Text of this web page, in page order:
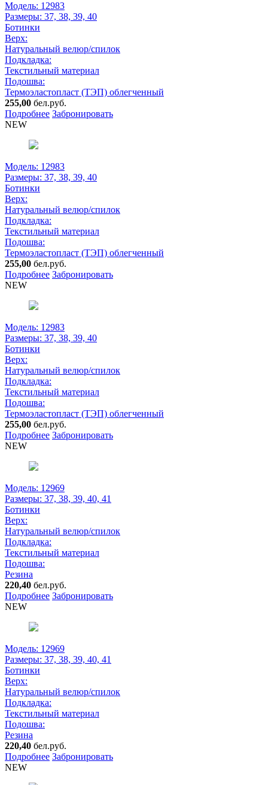
Модель: 12983
Размеры: 37, 38, 39, 40
Ботинки
Верх:
Натуральный велюр/спилок
Подкладка:
Текстильный материал
Подошва:
Термоэластопласт (ТЭП) облегченный
255,00 бел.руб.
Подробнее Забронировать
NEW
Модель: 12983
Размеры: 37, 38, 39, 40
Ботинки
Верх:
Натуральный велюр/спилок
Подкладка:
Текстильный материал
Подошва:
Термоэластопласт (ТЭП) облегченный
255,00 бел.руб.
Подробнее Забронировать
NEW
Модель: 12983
Размеры: 37, 38, 39, 40
Ботинки
Верх:
Натуральный велюр/спилок
Подкладка:
Текстильный материал
Подошва:
Термоэластопласт (ТЭП) облегченный
255,00 бел.руб.
Подробнее Забронировать
NEW
Модель: 12969
Размеры: 37, 38, 39, 40, 41
Ботинки
Верх:
Натуральный велюр/спилок
Подкладка:
Текстильный материал
Подошва:
Резина
220,40 бел.руб.
Подробнее Забронировать
NEW
Модель: 12969
Размеры: 37, 38, 39, 40, 41
Ботинки
Верх:
Натуральный велюр/спилок
Подкладка:
Текстильный материал
Подошва:
Резина
220,40 бел.руб.
Подробнее Забронировать
NEW